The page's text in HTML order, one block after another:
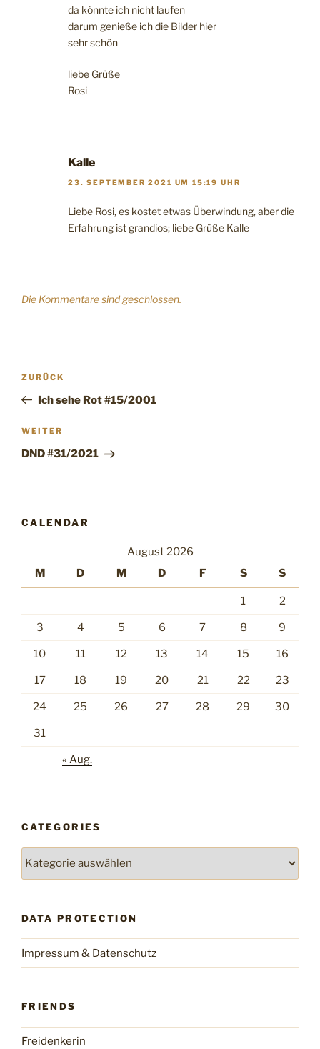
da könnte ich nicht laufen
darum genieße ich die Bilder hier
sehr schön
liebe Grüße
Rosi
Kalle
23. SEPTEMBER 2021 UM 15:19 UHR
Liebe Rosi, es kostet etwas Überwindung, aber die
Erfahrung ist grandios; liebe Grüße Kalle
Die Kommentare sind geschlossen.
Beitragsnavigation
Vorheriger
Beitrag
ZURÜCK
Ich sehe Rot #15/2001
Nächster
Beitrag
WEITER
DND #31/2021
CALENDAR
August 2026
M
D M D F S S
1 2
3 4 5 6 7 8 9
10 11 12 13 14 15 16
17 18 19 20 21 22 23
24 25 26 27 28 29 30
31
« Aug.
CATEGORIES
DATA PROTECTION
Impressum & Datenschutz
FRIENDS
Freidenkerin